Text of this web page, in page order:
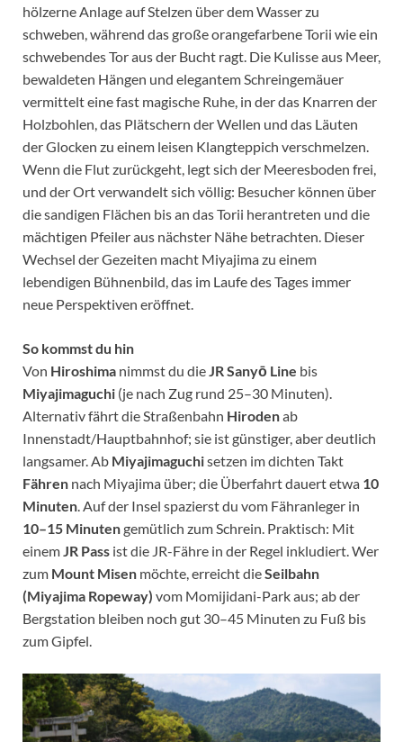
hölzerne Anlage auf Stelzen über dem Wasser zu
schweben, während das große orangefarbene Torii wie ein
schwebendes Tor aus der Bucht ragt. Die Kulisse aus Meer,
bewaldeten Hängen und elegantem Schreingemäuer
vermittelt eine fast magische Ruhe, in der das Knarren der
Holzbohlen, das Plätschern der Wellen und das Läuten
der Glocken zu einem leisen Klangteppich verschmelzen.
Wenn die Flut zurückgeht, legt sich der Meeresboden frei,
und der Ort verwandelt sich völlig: Besucher können über
die sandigen Flächen bis an das Torii herantreten und die
mächtigen Pfeiler aus nächster Nähe betrachten. Dieser
Wechsel der Gezeiten macht Miyajima zu einem
lebendigen Bühnenbild, das im Laufe des Tages immer
neue Perspektiven eröffnet.
So kommst du hin
Von Hiroshima nimmst du dieJR Sanyō Line bis
Miyajimaguchi (je nach Zug rund 25–30 Minuten).
Alternativ fährt die Straßenbahn Hirodenab
Innenstadt/Hauptbahnhof; sie ist günstiger, aber deutlich
langsamer. Ab Miyajimaguchisetzen im dichten Takt
Fähren nach Miyajima über; die Überfahrt dauert etwa 10
Minuten. Auf der Insel spazierst du vom Fähranleger in
10–15 Minutengemütlich zum Schrein. Praktisch: Mit
einemJR Pass ist die JR-Fähre in der Regel inkludiert. Wer
zum Mount Misen möchte, erreicht dieSeilbahn
(Miyajima Ropeway) vom Momijidani-Park aus; ab der
Bergstation bleiben noch gut 30–45 Minuten zu Fuß bis
zum Gipfel.